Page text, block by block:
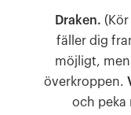
Draken.
fäller dig
möjligt,
överkroppen.
och peka